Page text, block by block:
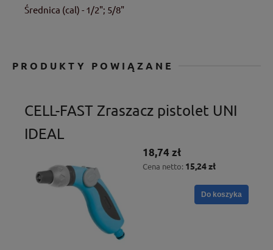
Średnica (cal) - 1/2"; 5/8"
PRODUKTY POWIĄZANE
CELL-FAST Zraszacz pistolet UNI
IDEAL
18,74 zł
Cena netto: 15,24 zł
Do koszyka